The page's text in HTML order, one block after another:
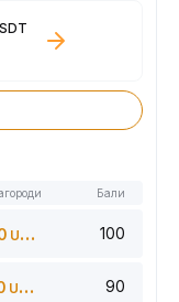
Бали
USDT 100
USDT 90